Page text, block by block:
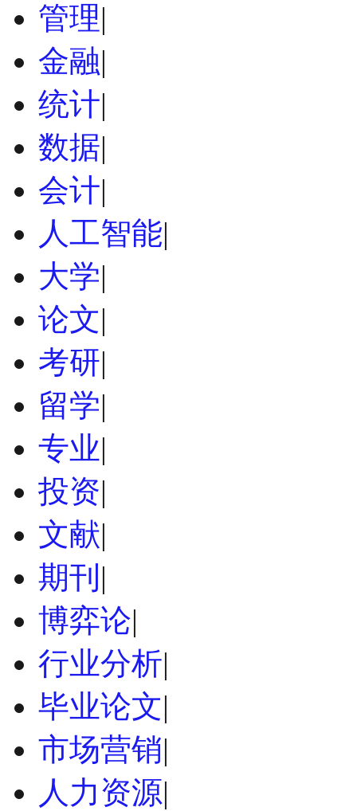
管理|
金融|
统计|
数据|
会计|
人工智能|
大学|
论文|
考研|
留学|
专业|
投资|
文献|
期刊 |
博弈论|
行业分析|
毕业论文|
市场营销|
人力资源|